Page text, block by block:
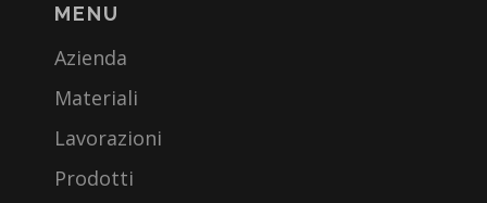
MENU
Azienda
Materiali
Lavorazioni
Prodotti